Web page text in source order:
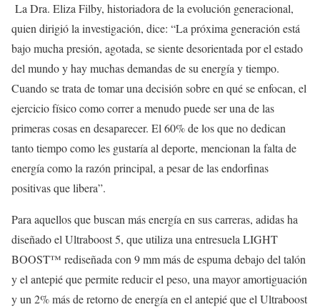
La Dra. Eliza Filby, historiadora de la evolución generacional,
quien dirigió la investigación, dice: “La próxima generación está
bajo mucha presión, agotada, se siente desorientada por el estado
del mundo y hay muchas demandas de su energía y tiempo.
Cuando se trata de tomar una decisión sobre en qué se enfocan, el
ejercicio físico como correr a menudo puede ser una de las
primeras cosas en desaparecer. El 60% de los que no dedican
tanto tiempo como les gustaría al deporte, mencionan la falta de
energía como la razón principal, a pesar de las endorfinas
positivas que libera”.
Para aquellos que buscan más energía en sus carreras, adidas ha
diseñado el Ultraboost 5, que utiliza una entresuela LIGHT
BOOST™ rediseñada con 9 mm más de espuma debajo del talón
y el antepié que permite reducir el peso, una mayor amortiguación
y un 2% más de retorno de energía en el antepié que el Ultraboost